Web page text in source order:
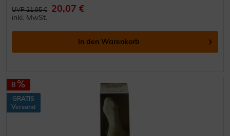
UVP 21,95 € 20,07 €
inkl. MwSt.
In den Warenkorb
8
GRATIS
Versand